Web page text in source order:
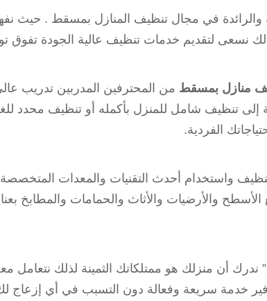
في مجال تنظيف المنازل بمسقط . حيث
نسعى لتقديم خدمات تنظيف عالية الجودة تفوق
منازل بمسقط من المحترفين المدربين تدريب
تنظيف شامل للمنزل بأكمله أو تنظيف محدد
الفردية.
واستخدام أحدث التقنيات والمعدات
والأرضيات والأثاث والحمامات والمطابخ
أن منزلك هو ممتلكاتك الثمينة لذلك نتعامل
خدمة سريعة وفعالة دون التسبب في أي إزعاج